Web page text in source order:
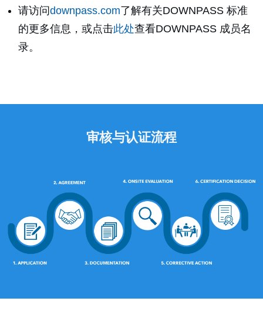
请访问downpass.com了解有关DOWNPASS 标准
的更多信息，或点击此处查看DOWNPASS 成员名
录。
审核与认证流程